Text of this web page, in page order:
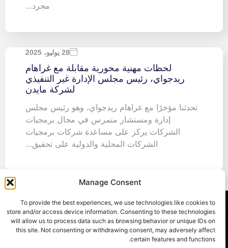
Manage Consent
To provide the best experiences, we use technologies like cookies to
store and/or access device information. Consenting to these technologies
will allow us to process data such as browsing behavior or unique IDs on
this site. Not consenting or withdrawing consent, may adversely affect
certain features and functions.
مجرد…
28 يوليو، 2025
لحظات مهنية محورية مقابلة مع غراهام
ريدجواي، رئيس مجلس الإدارة غير التنفيذي
لشركة مايدن
تحدثنا مؤخرًا مع غراهام ريدجواي، وهو رئيس مجلس
إدارة ومستشار متمرس في مجال برمجيات
الشركات يركز على مساعدة شركات برمجيات
الشركات المحلية والدولية على تحقيق…
اشترك في